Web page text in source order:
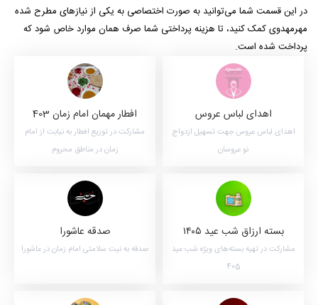
اهدای لباس عروس
اهدای لباس عروس جهت تسهیل ازدواج
نو عروسان
افطار مهمان امام زمان 403
مشارکت در توزیع افطار به نیابت از امام
زمان در مناطق محروم
بسته ارزاق شب عید ۱۴۰۵
مشارکت در تهیه بسته‌های ویژه شب عید
405
صدقه عاشورا
صدقه به نیت سلامتی امام زمان در عاشورا
در این قسمت شما می‌توانید به صورت اختصاصی به یکی از نیازهای مطرح شده
مهرمهدوی کمک کنید، تا هزینه پرداختی شما صرف همان موارد خاص شود که
پرداخت شده است.